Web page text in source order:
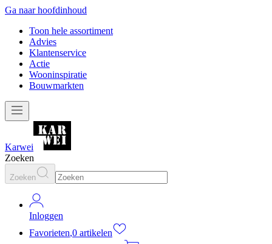
Ga naar hoofdinhoud
Toon hele assortiment
Advies
Klantenservice
Actie
Wooninspiratie
Bouwmarkten
Karwei
Zoeken
Zoeken
Inloggen
Favorieten,0 artikelen